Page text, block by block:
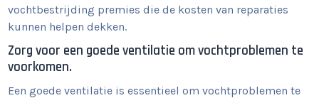
vochtbestrijding premies die de kosten van reparaties
kunnen helpen dekken.
Zorg voor een goede ventilatie om vochtproblemen te
voorkomen.
Een goede ventilatie is essentieel om vochtproblemen te